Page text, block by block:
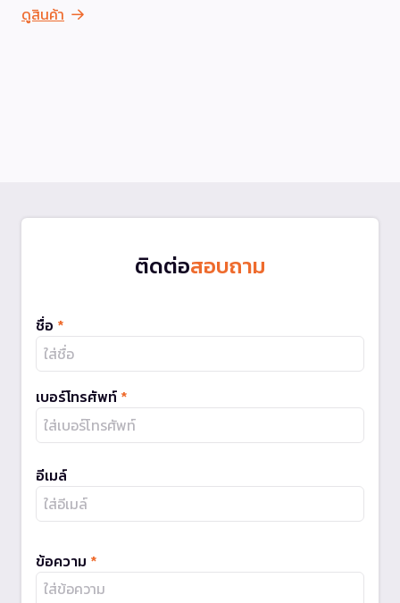
ดูสินค้า
ติดต่อสอบถาม
ชื่อ *
เบอร์โทรศัพท์ *
อีเมล์
ข้อความ *